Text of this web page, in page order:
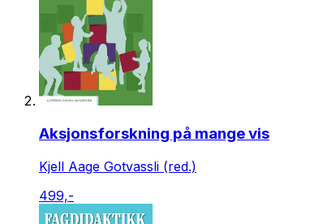
Aksjonsforskning på mange vis
Kjell Aage Gotvassli (red.)
499,-